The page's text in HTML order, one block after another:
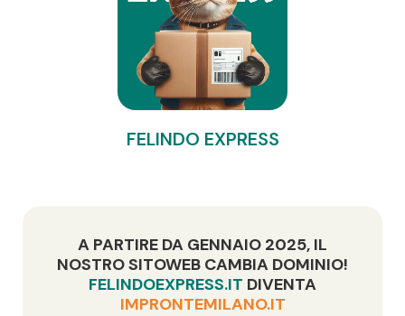
FELINDO EXPRESS
A PARTIRE DA GENNAIO 2025, IL
NOSTRO SITOWEB CAMBIA DOMINIO!
FELINDOEXPRESS.IT DIVENTA
IMPRONTEMILANO.IT